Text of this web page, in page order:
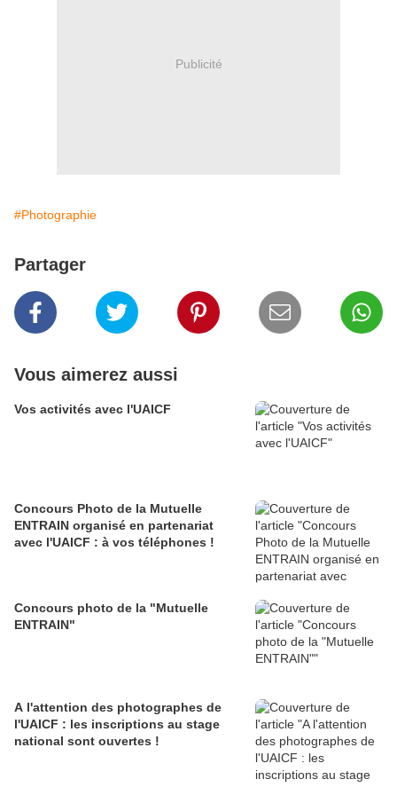
Publicité
#Photographie
Partager
Vous aimerez aussi
Vos activités avec l'UAICF
Concours Photo de la Mutuelle
ENTRAIN organisé en partenariat
avec l'UAICF : à vos téléphones !
Concours photo de la "Mutuelle
ENTRAIN"
A l'attention des photographes de
l'UAICF : les inscriptions au stage
national sont ouvertes !